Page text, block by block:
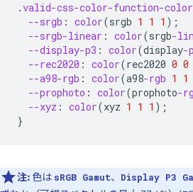
.valid-css-color-function-
--srgb : color(srgb 1 1 1 );
--srgb-linear : color(srgb-
--display-p3 : color(display-
--rec2020 : color(rec2020 0 0
--a98-rgb : color(a98-rgb 1 1
--prophoto : color(prophoto-
--xyz : color(xyz 1 1 1 );
}
注: 色は sRGB Gamut、 Display P3